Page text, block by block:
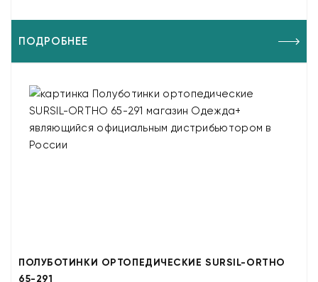
ПОДРОБНЕЕ
ПОЛУБОТИНКИ ОРТОПЕДИЧЕСКИЕ SURSIL-ORTHO
65-291